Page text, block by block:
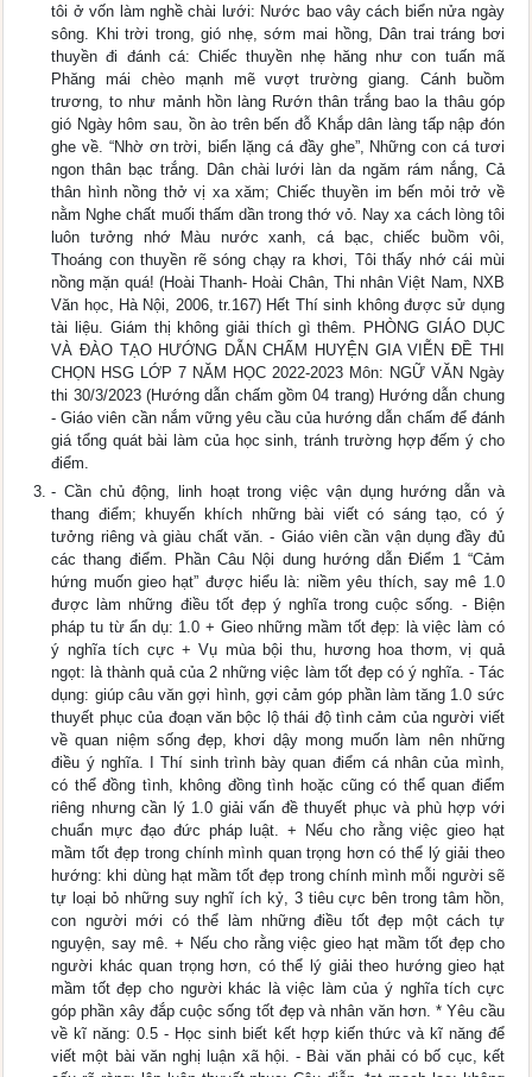
tôi ở vốn làm nghề chài lưới: Nước bao vây cách biển nửa ngày
sông. Khi trời trong, gió nhẹ, sớm mai hồng, Dân trai tráng bơi
thuyền đi đánh cá: Chiếc thuyền nhẹ hăng như con tuấn mã
Phăng mái chèo mạnh mẽ vượt trường giang. Cánh buồm
trương, to như mảnh hồn làng Rướn thân trắng bao la thâu góp
gió Ngày hôm sau, ồn ào trên bến đỗ Khắp dân làng tấp nập đón
ghe về. “Nhờ ơn trời, biển lặng cá đầy ghe”, Những con cá tươi
ngon thân bạc trắng. Dân chài lưới làn da ngăm rám nắng, Cả
thân hình nồng thở vị xa xăm; Chiếc thuyền im bến mỏi trở về
nằm Nghe chất muối thấm dần trong thớ vỏ. Nay xa cách lòng tôi
luôn tưởng nhớ Màu nước xanh, cá bạc, chiếc buồm vôi,
Thoáng con thuyền rẽ sóng chạy ra khơi, Tôi thấy nhớ cái mùi
nồng mặn quá! (Hoài Thanh- Hoài Chân, Thi nhân Việt Nam, NXB
Văn học, Hà Nội, 2006, tr.167) Hết Thí sinh không được sử dụng
tài liệu. Giám thị không giải thích gì thêm. PHÒNG GIÁO DỤC
VÀ ĐÀO TẠO HƯỚNG DẪN CHẤM HUYỆN GIA VIỄN ĐỀ THI
CHỌN HSG LỚP 7 NĂM HỌC 2022-2023 Môn: NGỮ VĂN Ngày
thi 30/3/2023 (Hướng dẫn chấm gồm 04 trang) Hướng dẫn chung
- Giáo viên cần nắm vững yêu cầu của hướng dẫn chấm để đánh
giá tổng quát bài làm của học sinh, tránh trường hợp đếm ý cho
điểm.
- Cần chủ động, linh hoạt trong việc vận dụng hướng dẫn và
thang điểm; khuyến khích những bài viết có sáng tạo, có ý
tưởng riêng và giàu chất văn. - Giáo viên cần vận dụng đầy đủ
các thang điểm. Phần Câu Nội dung hướng dẫn Điểm 1 “Cảm
hứng muốn gieo hạt” được hiểu là: niềm yêu thích, say mê 1.0
được làm những điều tốt đẹp ý nghĩa trong cuộc sống. - Biện
pháp tu từ ẩn dụ: 1.0 + Gieo những mầm tốt đẹp: là việc làm có
ý nghĩa tích cực + Vụ mùa bội thu, hương hoa thơm, vị quả
ngọt: là thành quả của 2 những việc làm tốt đẹp có ý nghĩa. - Tác
dụng: giúp câu văn gợi hình, gợi cảm góp phần làm tăng 1.0 sức
thuyết phục của đoạn văn bộc lộ thái độ tình cảm của người viết
về quan niệm sống đẹp, khơi dậy mong muốn làm nên những
điều ý nghĩa. I Thí sinh trình bày quan điểm cá nhân của mình,
có thể đồng tình, không đồng tình hoặc cũng có thể quan điểm
riêng nhưng cần lý 1.0 giải vấn đề thuyết phục và phù hợp với
chuẩn mực đạo đức pháp luật. + Nếu cho rằng việc gieo hạt
mầm tốt đẹp trong chính mình quan trọng hơn có thể lý giải theo
hướng: khi dùng hạt mầm tốt đẹp trong chính mình mỗi người sẽ
tự loại bỏ những suy nghĩ ích kỷ, 3 tiêu cực bên trong tâm hồn,
con người mới có thể làm những điều tốt đẹp một cách tự
nguyện, say mê. + Nếu cho rằng việc gieo hạt mầm tốt đẹp cho
người khác quan trọng hơn, có thể lý giải theo hướng gieo hạt
mầm tốt đẹp cho người khác là việc làm của ý nghĩa tích cực
góp phần xây đắp cuộc sống tốt đẹp và nhân văn hơn. * Yêu cầu
về kĩ năng: 0.5 - Học sinh biết kết hợp kiến thức và kĩ năng để
viết một bài văn nghị luận xã hội. - Bài văn phải có bố cục, kết